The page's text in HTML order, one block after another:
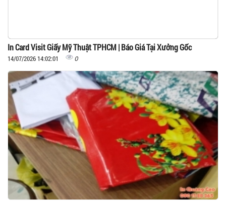
In Card Visit Giấy Mỹ Thuật TPHCM | Báo Giá Tại Xưởng Gốc
14/07/2026 14:02:01 0